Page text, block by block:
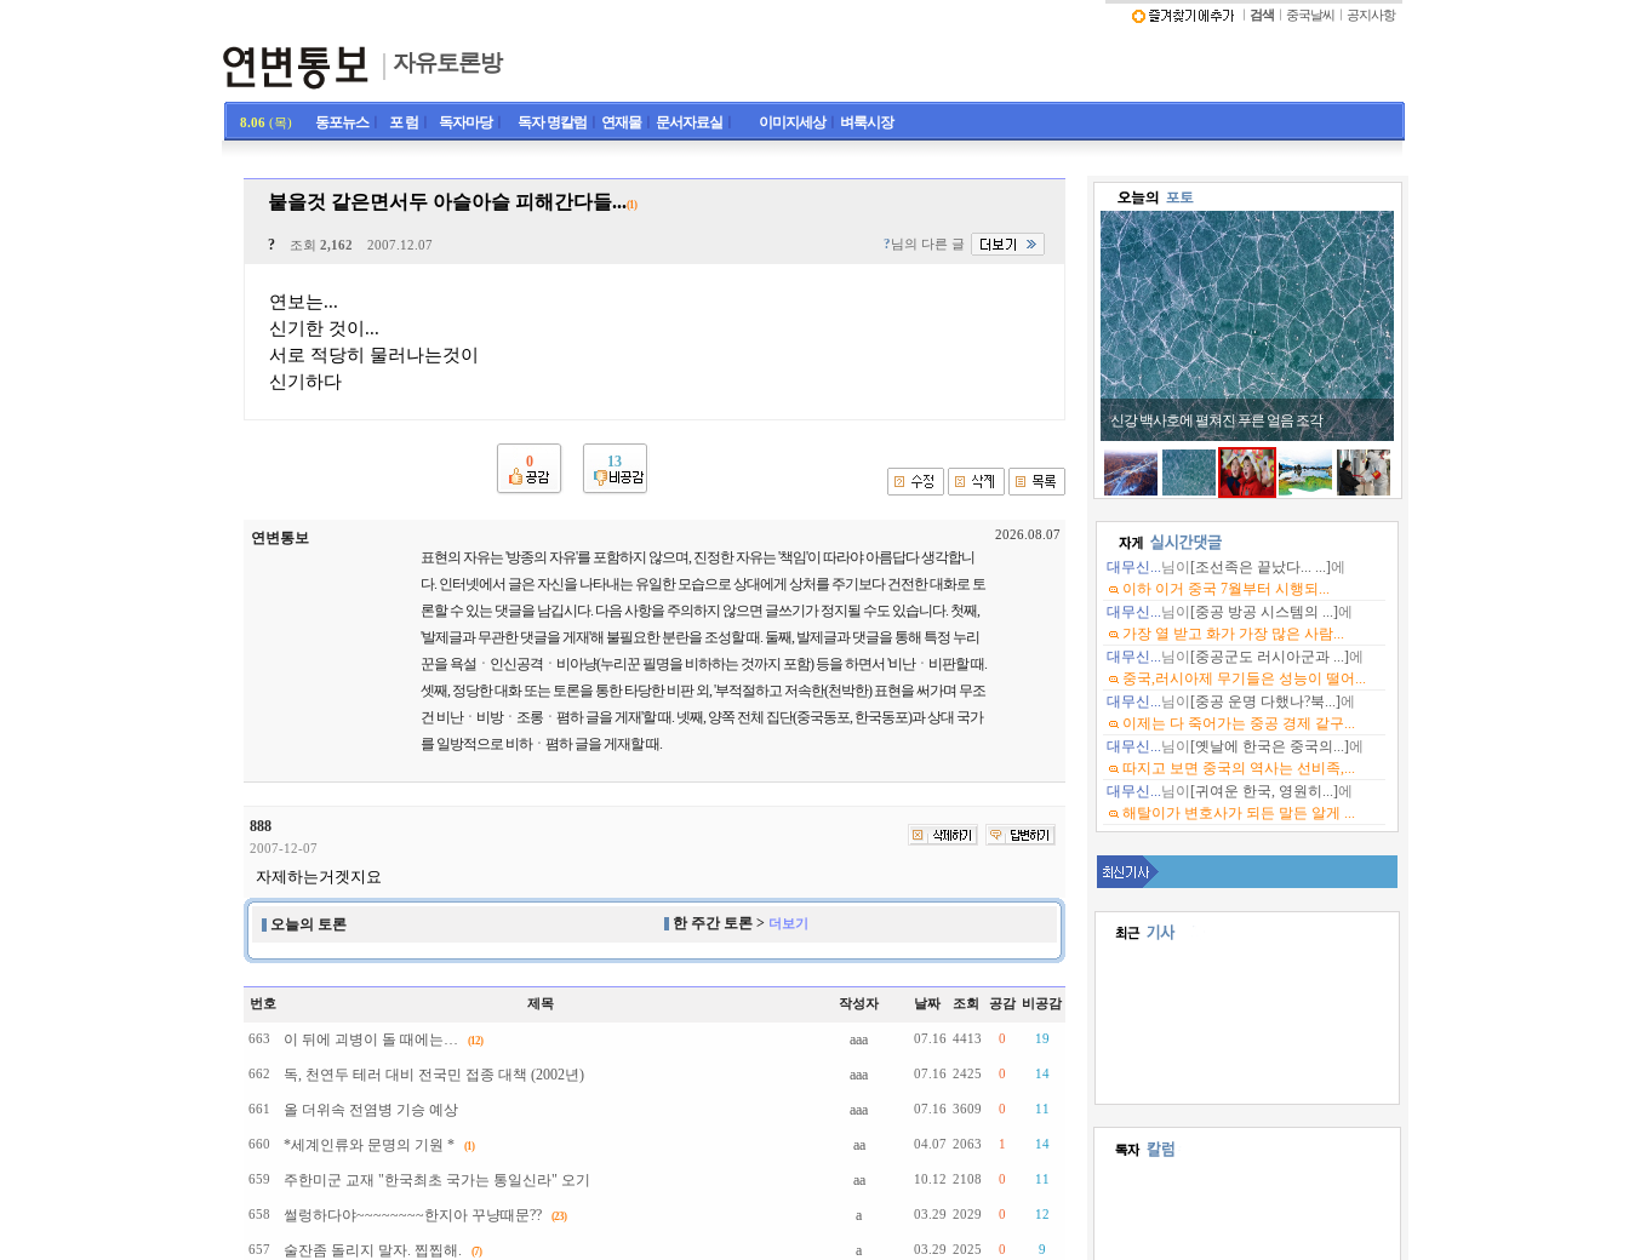
자유토론방
검색 중국날씨 공지사항
8.06 (목) 동포뉴스ㅣ 포 럼 독자마당ㅣ 독자 명칼럼 연재물ㅣ 문서자료실 이미지세상ㅣ 벼룩시장
붙을것 같은면서두 아슬아슬 피해간다들...(1)
? 조회 2,162 2007.12.07 ?님의 다른 글
연보는...
신기한 것이...
서로 적당히 물러나는것이
신기하다
0 13
연변통보
표현의 자유는 '방종의 자유'를 포함하지 않으며, 진정한 자유는 '책임'이 따라야 아름답다 생각합니
다. 인터넷에서 글은 자신을 나타내는 유일한 모습으로 상대에게 상처를 주기보다 건전한 대화로 토
론할 수 있는 댓글을 남깁시다. 다음 사항을 주의하지 않으면 글쓰기가 정지될 수도 있습니다. 첫째,
'발제글과 무관한 댓글을 게재'해 불필요한 분란을 조성할 때. 둘째, 발제글과 댓글을 통해 특정 누리
꾼을 욕설ㆍ인신공격ㆍ비아냥(누리꾼 필명을 비하하는 것까지 포함) 등을 하면서 '비난ㆍ비판할 때.
셋째, 정당한 대화 또는 토론을 통한 타당한 비판 외, '부적절하고 저속한(천박한) 표현을 써가며 무조
건 비난ㆍ비방ㆍ조롱ㆍ폄하 글을 게재'할 때. 넷째, 양쪽 전체 집단(중국동포, 한국동포)과 상대 국가
를 일방적으로 비하ㆍ폄하 글을 게재할 때.
2026.08.07
888
2007-12-07
자제하는거겟지요
오늘의 토론 한 주간 토론 > 더보기
번호 제목 작성자 날짜 조회 공감 비공감
663 이 뒤에 괴병이 돌 때에는… (12) aaa 07.16 4413 0 19
662 독, 천연두 테러 대비 전국민 접종 대책 (2002년) aaa 07.16 2425 0 14
661 올 더위속 전염병 기승 예상 aaa 07.16 3609 0 11
660 *세계인류와 문명의 기원 * (1) aa 04.07 2063 1 14
659 주한미군 교재 "한국최초 국가는 통일신라" 오기 aa 10.12 2108 0 11
658 썰렁하다야~~~~~~~~한지아 꾸냥때문?? (23) a 03.29 2029 0 12
657 술잔좀 돌리지 말자. 찝찝해. (7) a 03.29 2025 0 9
신강 백사호에 펼쳐진 푸른 얼음 조각
대무신...님이 [조선족은 끝났다... ...]에
이하 이거 중국 7월부터 시행되...
대무신...님이 [중공 방공 시스템의 ...]에
가장 열 받고 화가 가장 많은 사람...
대무신...님이 [중공군도 러시아군과 ...]에
중국,러시아제 무기들은 성능이 떨어...
대무신...님이 [중공 운명 다했나?북...]에
이제는 다 죽어가는 중공 경제 같구...
대무신...님이 [옛날에 한국은 중국의...]에
따지고 보면 중국의 역사는 선비족,...
대무신...님이 [귀여운 한국, 영원히...]에
해탈이가 변호사가 되든 말든 알게 ...